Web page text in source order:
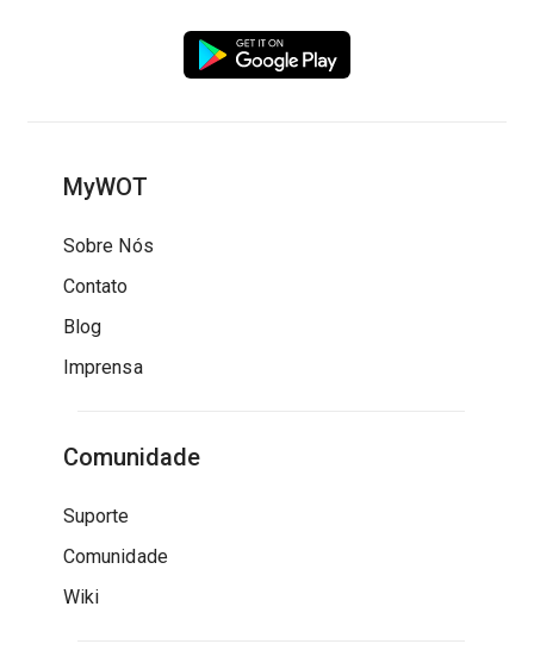
MyWOT
Sobre Nós
Contato
Blog
Imprensa
Comunidade
Suporte
Comunidade
Wiki